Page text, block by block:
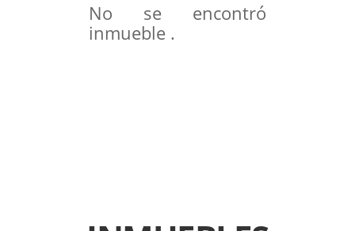
No se encontró
inmueble .